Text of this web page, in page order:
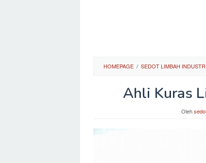
HOMEPAGE / SEDOT LIMBAH
Ahli Kuras
Oleh